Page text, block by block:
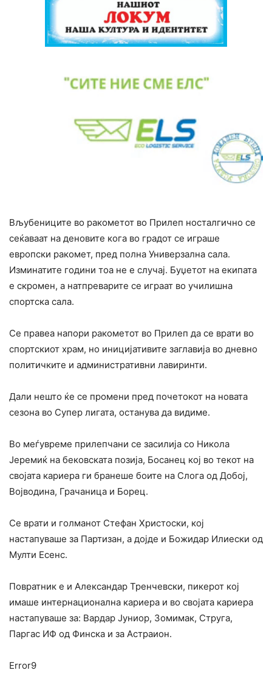
Вљубениците во ракометот во Прилеп носталгично се
сеќаваат на деновите кога во градот се играше
европски ракомет, пред полна Универзална сала.
Изминатите години тоа не е случај. Буџетот на екипата
е скромен, а натпреварите се играат во училишна
спортска сала.
Се правеа напори ракометот во Прилеп да се врати во
спортскиот храм, но иницијативите заглавија во дневно
политичките и административни лавиринти.
Дали нешто ќе се промени пред почетокот на новата
сезона во Супер лигата, останува да видиме.
Во меѓувреме прилепчани се засилија со Никола
Јеремиќ на бековската позија, Босанец кој во текот на
својата кариера ги бранеше боите на Слога од Добој,
Војводина, Грачаница и Борец.
Се врати и голманот Стефан Христоски, кој
настапуваше за Партизан, а дојде и Божидар Илиески од
Мулти Есенс.
Повратник е и Александар Тренчевски, пикерот кој
имаше интернационална кариера и во својата кариера
настапуваше за: Вардар Јуниор, Зомимак, Струга,
Паргас ИФ од Финска и за Астраион.
Error9